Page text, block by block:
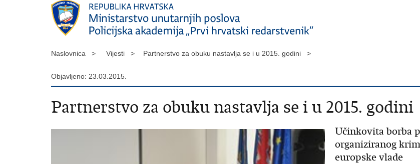
Naslovnica > Vijesti > Partnerstvo za obuku nastavlja se i u 2015. godini >
Objavljeno: 23.03.2015.
Partnerstvo za obuku nastavlja se i u 2015. godini
Učinkovita borba
organiziranog
europske vlade